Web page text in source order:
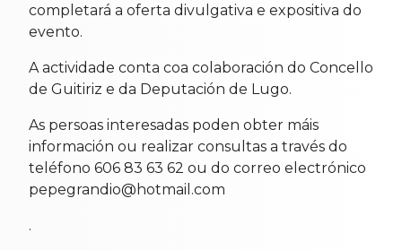
completará a oferta divulgativa e expositiva do
evento.
A actividade conta coa colaboración do Concello
de Guitiriz e da Deputación de Lugo.
As persoas interesadas poden obter máis
información ou realizar consultas a través do
teléfono 606 83 63 62 ou do correo electrónico
pepegrandio@hotmail.com
.